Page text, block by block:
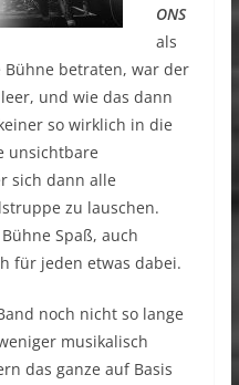
ONS
als
betraten, war der
und wie das dann
so wirklich in die
unsichtbare
sich dann alle
zu lauschen.
Spaß, auch
für jeden etwas dabei.
noch nicht so lange
musikalisch
das ganze auf Basis